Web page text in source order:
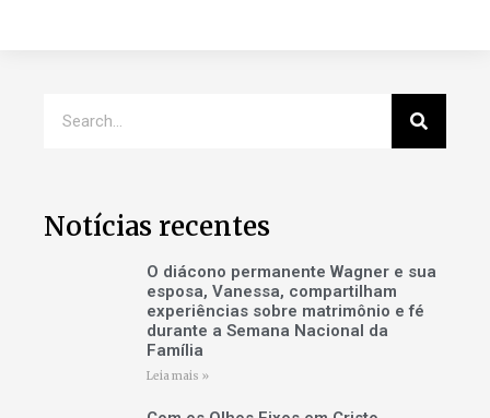
Notícias recentes
O diácono permanente Wagner e sua
esposa, Vanessa, compartilham
experiências sobre matrimônio e fé
durante a Semana Nacional da
Família
Leia mais »